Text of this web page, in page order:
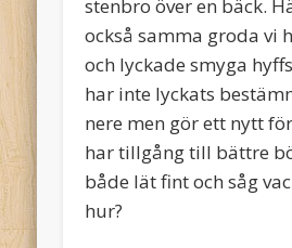
stenbro över en bäck.
också samma groda vi
och lyckade smyga
har inte lyckats
nere men gör ett nytt
har tillgång till bättre
både lät fint och såg
hur?